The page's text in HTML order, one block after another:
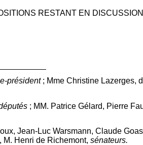
RESTANT EN
président; Mme Christine Lazerges,
; MM. Patrice Gélard, Pierre
Jean-Luc Warsmann, Claude
Henri de Richemont, sénateurs.